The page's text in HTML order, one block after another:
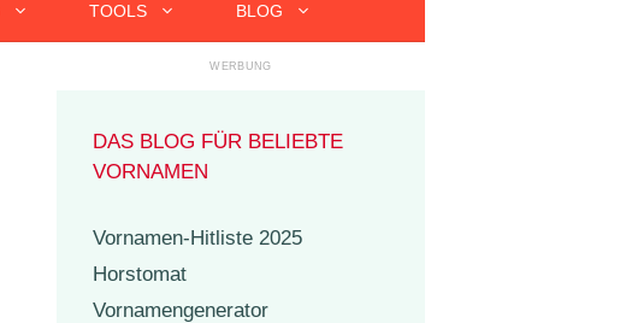
TOOLS BLOG
DAS BLOG FÜR BELIEBTE
VORNAMEN
Vornamen-Hitliste 2025
Horstomat
Vornamengenerator